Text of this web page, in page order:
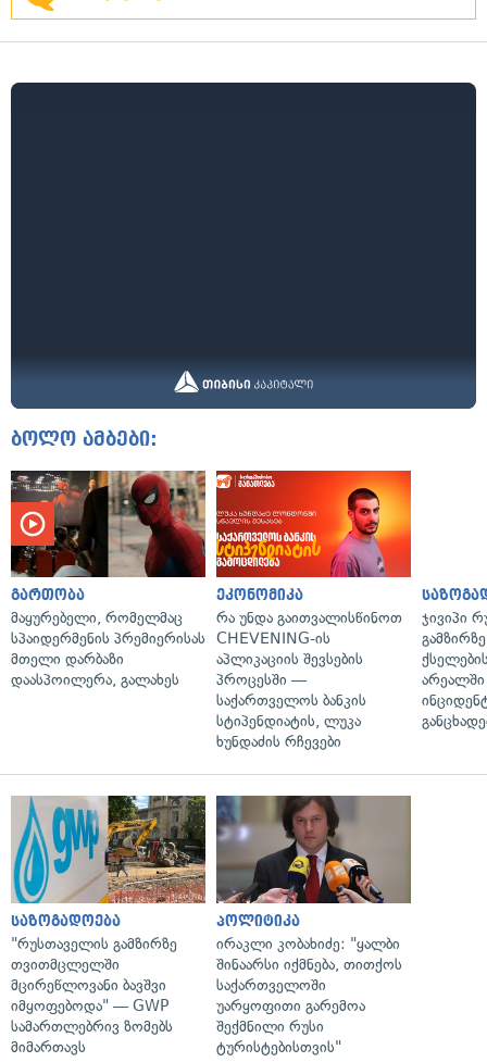
ბოლო ამბები:
გართობა
მაყურებელი, რომელმაც
სპაიდერმენის პრემიერისას
მთელი დარბაზი
დაასპოილერა, გალახეს
ეკონომიკა
რა უნდა გაითვალისწინოთ
CHEVENING-ის
აპლიკაციის შევსების
პროცესში —
საქართველოს ბანკის
სტიპენდიატის, ლუკა
ხუნდაძის რჩევები
ჯივიპი
საზოგადოება
"რუსთაველის გამზირზე
თვითმცლელში
მცირეწლოვანი ბავშვი
იმყოფებოდა" — GWP
სამართლებრივ ზომებს
მიმართავს
პოლიტიკა
ირაკლი კობახიძე: "ყალბი
შინაარსი იქმნება, თითქოს
საქართველოში
უარყოფითი გარემოა
შექმნილი რუსი
ტურისტებისთვის"